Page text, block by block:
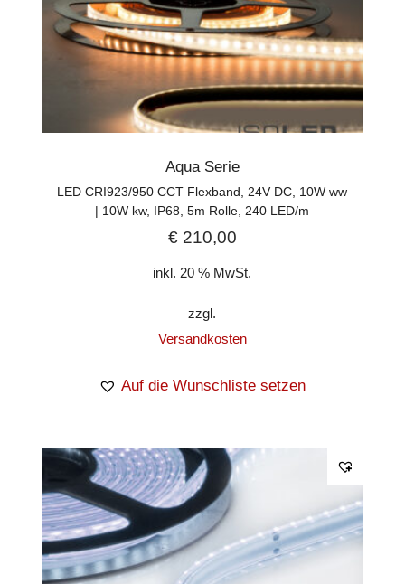
Aqua Serie
LED CRI923/950 CCT Flexband, 24V DC, 10W ww
| 10W kw, IP68, 5m Rolle, 240 LED/m
€210,00
inkl. 20 % MwSt.
zzgl.
Versandkosten
Auf die Wunschliste setzen